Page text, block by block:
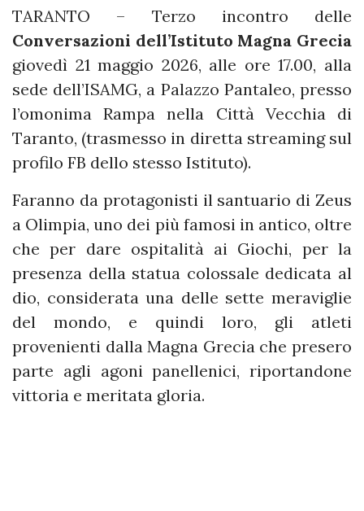
TARANTO – Terzo incontro delle
Conversazioni dell’Istituto Magna Grecia
giovedì 21 maggio 2026, alle ore 17.00, alla
sede dell’ISAMG, a Palazzo Pantaleo, presso
l’omonima Rampa nella Città Vecchia di
Taranto, (trasmesso in diretta streaming sul
profilo FB dello stesso Istituto).
Faranno da protagonisti il santuario di Zeus
a Olimpia, uno dei più famosi in antico, oltre
che per dare ospitalità ai Giochi, per la
presenza della statua colossale dedicata al
dio, considerata una delle sette meraviglie
del mondo, e quindi loro, gli atleti
provenienti dalla Magna Grecia che presero
parte agli agoni panellenici, riportandone
vittoria e meritata gloria.